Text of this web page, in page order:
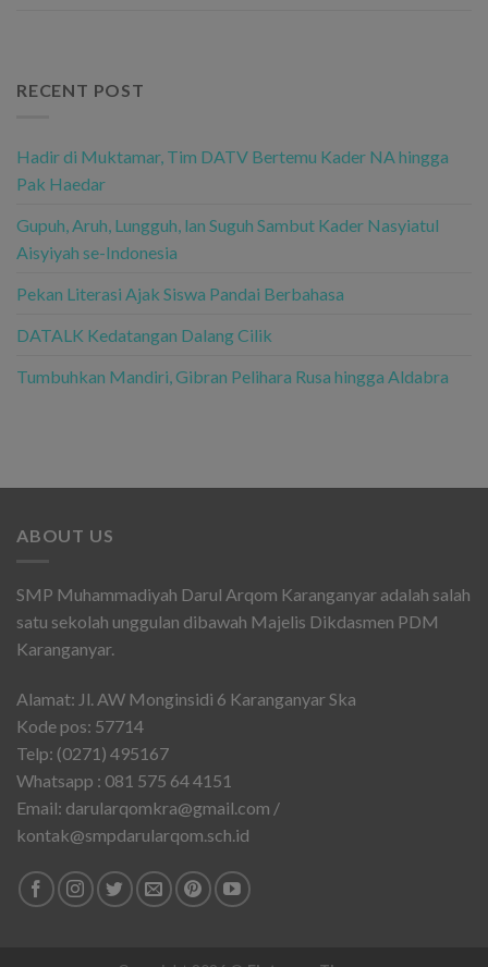
RECENT POST
Hadir di Muktamar, Tim DATV Bertemu Kader NA hingga
Pak Haedar
Gupuh, Aruh, Lungguh, lan Suguh Sambut Kader Nasyiatul
Aisyiyah se-Indonesia
Pekan Literasi Ajak Siswa Pandai Berbahasa
DATALK Kedatangan Dalang Cilik
Tumbuhkan Mandiri, Gibran Pelihara Rusa hingga Aldabra
ABOUT US
SMP Muhammadiyah Darul Arqom Karanganyar adalah salah
satu sekolah unggulan dibawah Majelis Dikdasmen PDM
Karanganyar.
Alamat: Jl. AW Monginsidi 6 Karanganyar Ska
Kode pos: 57714
Telp: (0271) 495167
Whatsapp : 081 575 64 4151
Email: darularqomkra@gmail.com /
kontak@smpdarularqom.sch.id